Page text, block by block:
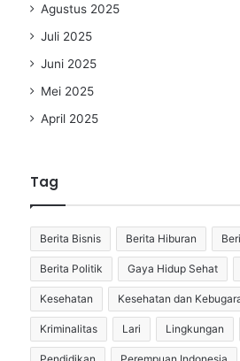
Agustus 2025
Juli 2025
Juni 2025
Mei 2025
April 2025
Tag
Berita Bisnis Berita Hiburan
Berita Politik Gaya Hidup Sehat
Kesehatan Kesehatan dan
Kriminalitas Lari Lingkungan